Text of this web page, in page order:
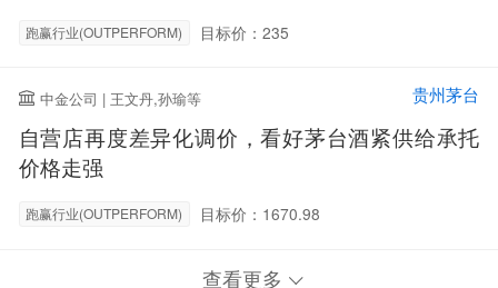
跑赢行业(OUTPERFORM) 目标价：235
中金公司 | 王文丹,孙瑜等 贵州茅台
自营店再度差异化调价，看好茅台酒紧供给承托
价格走强
跑赢行业(OUTPERFORM) 目标价：1670.98
查看更多